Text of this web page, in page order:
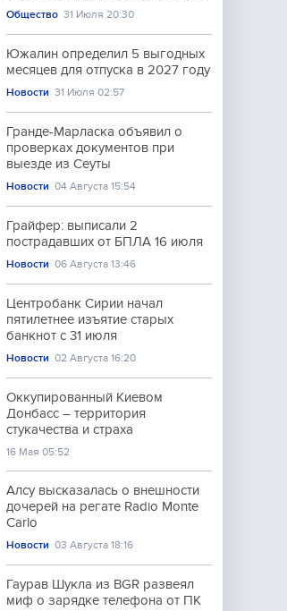
Общество 31 Июля 20:30
Южалин определил 5 выгодных
месяцев для отпуска в 2027 году
Новости 31 Июля 02:57
Гранде-Марласка объявил о
проверках документов при
выезде из Сеуты
Новости 04 Августа 15:54
Грайфер: выписали 2
пострадавших от БПЛА 16 июля
Новости 06 Августа 13:46
Центробанк Сирии начал
пятилетнее изъятие старых
банкнот с 31 июля
Новости 02 Августа 16:20
Оккупированный Киевом
Донбасс – территория
стукачества и страха
16 Мая 05:52
Алсу высказалась о внешности
дочерей на регате Radio Monte
Carlo
Новости 03 Августа 18:16
Гаурав Шукла из BGR развеял
миф о зарядке телефона от ПК